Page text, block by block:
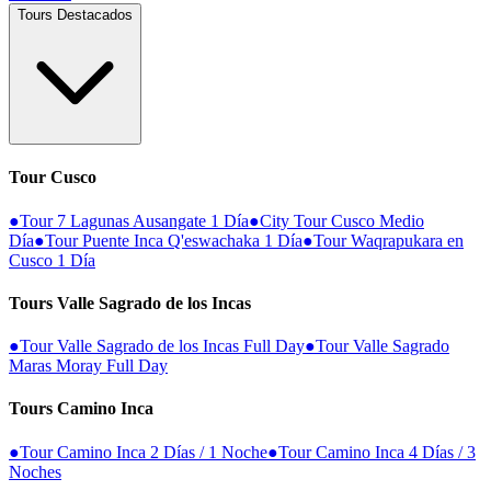
Tours Destacados
Tour Cusco
●Tour 7 Lagunas Ausangate 1 Día●City Tour Cusco Medio
Día●Tour Puente Inca Q'eswachaka 1 Día●Tour Waqrapukara en
Cusco 1 Día
Tours Valle Sagrado de los Incas
●Tour Valle Sagrado de los Incas Full Day●Tour Valle Sagrado
Maras Moray Full Day
Tours Camino Inca
●Tour Camino Inca 2 Días / 1 Noche●Tour Camino Inca 4 Días / 3
Noches